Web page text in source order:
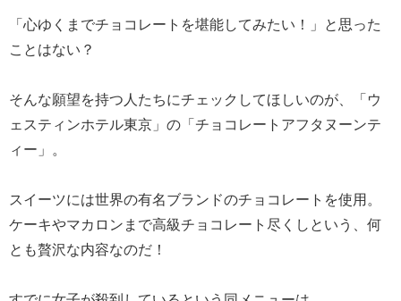
「心ゆくまでチョコレートを堪能してみたい！」と思った
ことはない？
そんな願望を持つ人たちにチェックしてほしいのが、「ウ
ェスティンホテル東京」の「チョコレートアフタヌーンテ
ィー」。
スイーツには世界の有名ブランドのチョコレートを使用。
ケーキやマカロンまで高級チョコレート尽くしという、何
とも贅沢な内容なのだ！